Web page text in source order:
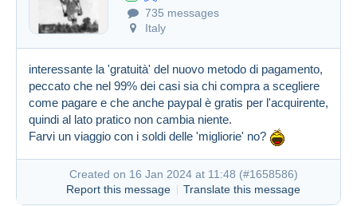
Created on 16 Jan 2024 at 09:00
735 messages
Italy
interessante la 'gratuità' del nuovo metodo di pagamento,
peccato che nel 99% dei casi sia chi compra a scegliere
come pagare e che anche paypal è gratis per l'acquirente,
quindi al lato pratico non cambia niente.
Farvi un viaggio con i soldi delle 'migliorie' no?
Created on 16 Jan 2024 at 11:48 (#1658586)
Report this message
Translate this message